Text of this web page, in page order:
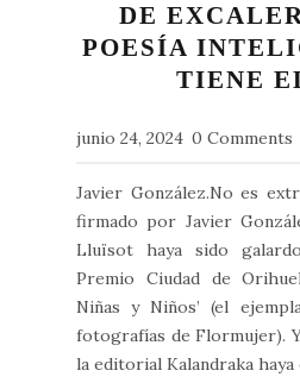
DE
POESÍA
TIENE
junio 24, 2024 0 Comments
Javier González.No es
firmado por Javier
Lluïsot haya sido
Premio Ciudad de
Niñas y Niños’ (el
fotografías de Flormujer).
la editorial Kalandraka haya